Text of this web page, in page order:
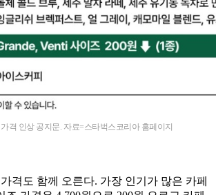
격 인상 공지문. 자료=스타벅스코리아 홈페이지
격도 함께 오른다. 가장 인기가 많은 카페